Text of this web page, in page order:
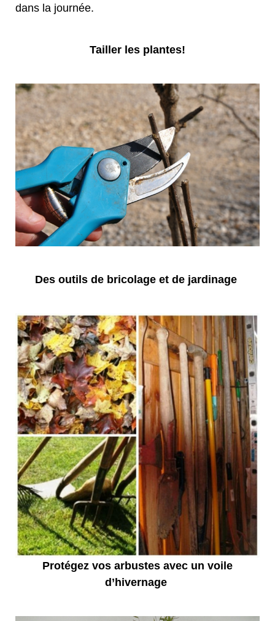
dans la journée.
Tailler les plantes!
Des outils de bricolage et de jardinage
Protégez vos arbustes avec un voile
d’hivernage